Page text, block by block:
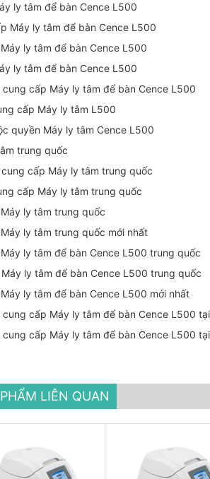
ly tâm để bàn Cence L500
Máy ly tâm để bàn Cence L500
ly tâm để bàn Cence L500
ly tâm để bàn Cence L500
cung cấp Máy ly tâm để bàn Cence L500
cấp Máy ly tâm L500
quyền Máy ly tâm Cence L500
trung quốc
cấp Máy ly tâm trung quốc
cấp Máy ly tâm trung quốc
ly tâm trung quốc
ly tâm trung quốc mới nhất
ly tâm để bàn Cence L500 trung quốc
ly tâm để bàn Cence L500 trung quốc
ly tâm để bàn Cence L500 mới nhất
cung cấp Máy ly tâm để bàn Cence L500
cung cấp Máy ly tâm để bàn Cence L500
LIÊN QUAN